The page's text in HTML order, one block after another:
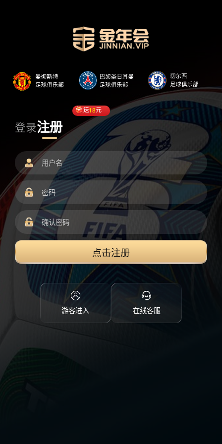
登录注册
送18元
点击注册
游客进入 在线客服